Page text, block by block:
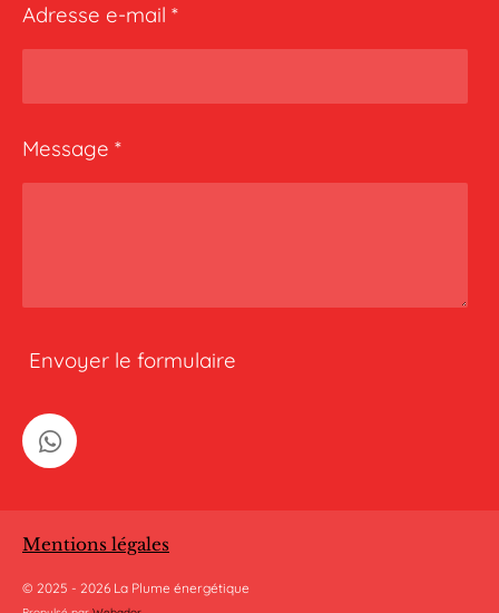
Adresse e-mail *
Message *
Envoyer le formulaire
W
h
s
p
Mentions légales
© 2025 - 2026 La Plume énergétique